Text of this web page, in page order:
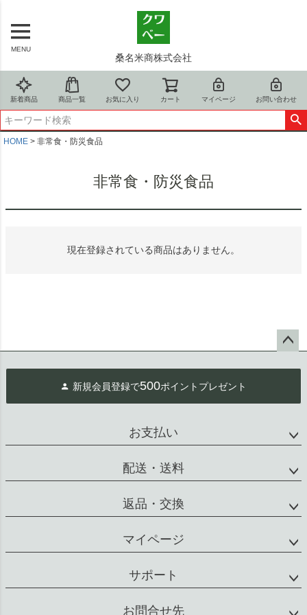
MENU
桑名米商株式会社
新着商品 商品一覧 お気に入り カート マイページ お問い合わせ
HOME 非常食・防災食品
非常食・防災食品
現在登録されている商品はありません。
へ
新規会員登録で500ポイントプレゼント
お支払い
配送・送料
返品・交換
マイページ
サポート
お問合せ先